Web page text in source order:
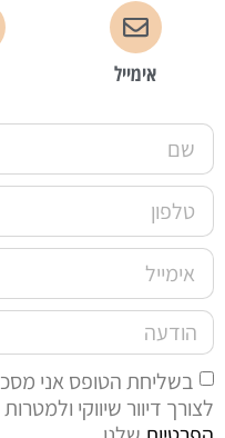
אימייל
בשליחת הטופס אני
לצורך דיוור שיווקי